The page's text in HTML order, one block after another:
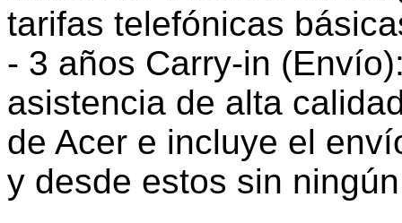
tarifas telefónicas
- 3 años Carry-in
asistencia de alta
de Acer e incluye el
y desde estos sin